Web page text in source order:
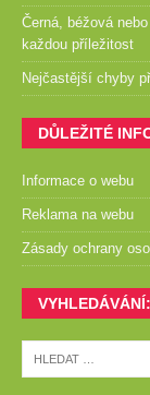
Černá, béžová
každou příležitost
Nejčastější chyby
DŮLEŽITÉ
Informace o webu
Reklama na webu
Zásady ochrany
VYHLEDÁVÁNÍ: